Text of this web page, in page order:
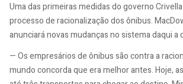
Uma das primeiras medidas do governo
processo de racionalização dos ônibus.
anunciará novas mudanças no sistema daqui a
— Os empresários de ônibus são contra a
mundo concorda que era melhor antes. Hoje,